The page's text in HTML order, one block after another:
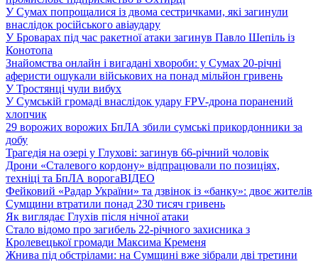
У Сумах попрощалися із двома сестричками, які загинули
внаслідок російського авіаудару
У Броварах під час ракетної атаки загинув Павло Шепіль із
Конотопа
Знайомства онлайн і вигадані хвороби: у Сумах 20-річні
аферисти ошукали військових на понад мільйон гривень
У Тростянці чули вибух
У Сумській громаді внаслідок удару FPV-дрона поранений
хлопчик
29 ворожих ворожих БпЛА збили сумські прикордонники за
добу
Трагедія на озері у Глухові: загинув 66-річний чоловік
Дрони «Сталевого кордону» відпрацювали по позиціях,
техніці та БпЛА ворогаВІДЕО
Фейковий «Радар України» та дзвінок із «банку»: двоє жителів
Сумщини втратили понад 230 тисяч гривень
Як виглядає Глухів після нічної атаки
Стало відомо про загибель 22-річного захисника з
Кролевецької громади Максима Кременя
Жнива під обстрілами: на Сумщині вже зібрали дві третини